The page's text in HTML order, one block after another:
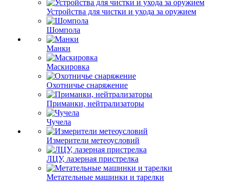
Устройства для чистки и ухода за оружием
Шомпола
Манки
Маскировка
Охотничье снаряжение
Приманки, нейтрализаторы
Чучела
Измерители метеоусловий
ЛЦУ, лазерная пристрелка
Метательные машинки и тарелки